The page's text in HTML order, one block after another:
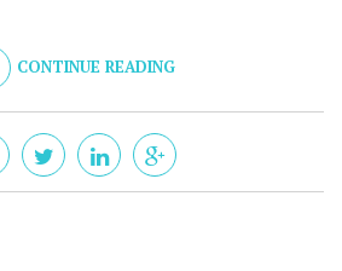
CONTINUE READING